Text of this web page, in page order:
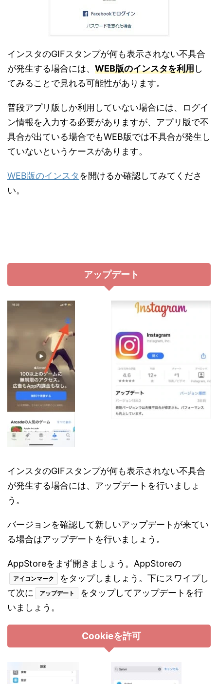
インスタのGIFスタンプが何も表示されない不具合
が発生する場合には、 WEB版のインスタを利用し
てみることで見れる可能性があります。
普段アプリ版しか利用していない場合には、ログイ
ン情報を入力する必要がありますが、アプリ版で不
具合が出ている場合でもWEB版では不具合が発生し
ていないというケースがあります。
WEB版のインスタ を開けるか確認してみてくださ
い。
アップデート
インスタのGIFスタンプが何も表示されない不具合
が発生する場合には、アップデートを行いましょ
う。
バージョンを確認して新しいアップデートが来てい
る場合はアップデートを行いましょう。
AppStoreをまず開きましょう。AppStoreの
アイコンマーク
をタップしましょう。下にスワイプし
て次に
アップデート
をタップしてアップデートを行
いましょう。
Cookieを許可